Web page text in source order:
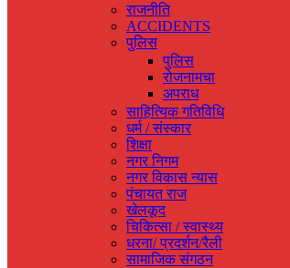
राजनीति
ACCIDENTS
पुलिस
पुलिस
रोजनामचा
अपराध
साहित्यिक गतिविधि
धर्म / संस्‍कार
शिक्षा
नगर निगम
नगर विकास न्‍यास
पंचायत राज
खेलकूद
चिकित्‍सा / स्‍वास्‍थ्‍य
धरना/ प्रदर्शन/रैली
सामाजिक संगठन